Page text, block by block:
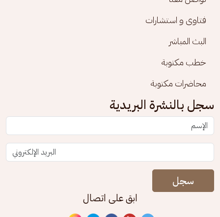
فتاوى و استشارات
البث المباشر
خطب مكتوبة
محاضرات مكتوبة
سجل بالنشرة البريدية
سجل
ابق على اتصال